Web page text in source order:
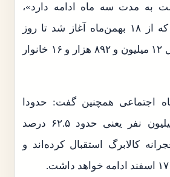
به مدت سه ماه ادامه دارد»،
افزود: مرحله اول آن که از ۱۸ بهمن‌ماه آغاز شد تا روز
گذشته تقریبا با استقبال ۱۲ میلیون و ۸۹۲ هزار و ۱۶ خانوار
اجتماعی همچنین گفت: حدودا
جمعیتی بالغ بر ۳۷ میلیون نفر یعنی حدود ۶۲.۵ درصد
کالابرگ استقبال کرده‌اند و